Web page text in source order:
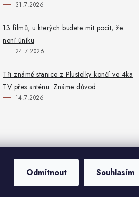
Odmítnout Souhlasím
31.7.2026
13 filmů, u kterých budete mít pocit, že
není úniku
24.7.2026
Tři známé stanice z Plustelky končí ve 4ka
TV přes anténu. Známe důvod
14.7.2026